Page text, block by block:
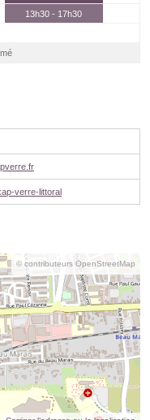
13h30 - 17h30
verre-littoral
© contributeurs OpenStreetMap